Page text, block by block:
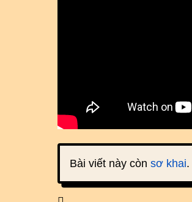
Bài viết này còn sơ khai.